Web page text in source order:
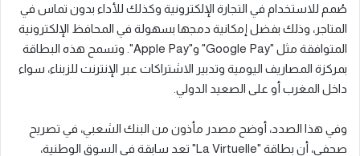
صُمم للاستخدام في التجارة الإلكترونية وكذلك للأداء بدون تماس في
المتاجر، وذلك بفضل إمكانية دمجها بسهولة في المحافظ الإلكترونية
المتوافقة مثل "Google Pay" و"Apple Pay". وتسمح هذه البطاقة
بمركزة المصاريف اليومية وتدبير الاشتراكات عبر الإنترنت للزبناء، سواء
داخل المغرب أو على الصعيد الدولي.
وفي هذا الصدد، أوضح مصدر مأذون من البنك الشعبي، في تصريح
صحفي، أن بطاقة "La Virtuelle" تعد سابقة في السوق الوطنية،